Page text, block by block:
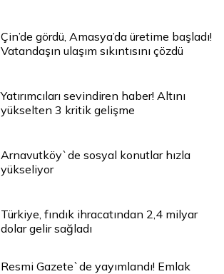
Çin’de gördü, Amasya’da üretime başladı!
Vatandaşın ulaşım sıkıntısını çözdü
Yatırımcıları sevindiren haber! Altını
yükselten 3 kritik gelişme
Arnavutköy`de sosyal konutlar hızla
yükseliyor
Türkiye, fındık ihracatından 2,4 milyar
dolar gelir sağladı
Resmi Gazete`de yayımlandı! Emlak